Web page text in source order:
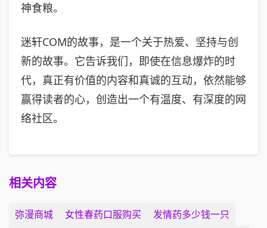
神食粮。
迷轩COM的故事，是一个关于热爱、坚持与创
新的故事。它告诉我们，即使在信息爆炸的时
代，真正有价值的内容和真诚的互动，依然能够
赢得读者的心，创造出一个有温度、有深度的网
络社区。
相关内容
弥漫商城 女性春药口服购买 发情药多少钱一只